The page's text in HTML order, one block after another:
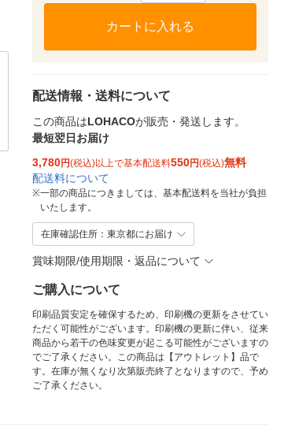
カートに入れる
配送情報・送料について
この商品はLOHACOが販売・発送します。
最短翌日お届け
3,780円(税込)以上で基本配送料550円(税込)無料
配送料について
※一部の商品につきましては、基本配送料を当社が負担
いたします。
在庫確認住所：東京都にお届け
賞味期限/使用期限・返品について
ご購入について
印刷品質安定を確保するため、印刷機の更新をさせてい
ただく可能性がございます。印刷機の更新に伴い、従来
商品から若干の色味変更が起こる可能性がございますの
でご了承ください。この商品は【アウトレット】品で
す。在庫が無くなり次第販売終了となりますので、予め
ご了承ください。